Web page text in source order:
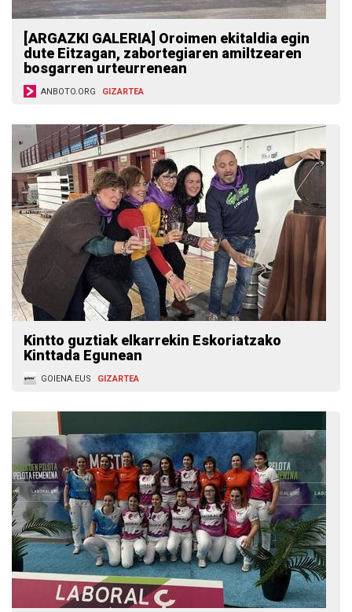
[ARGAZKI GALERIA] Oroimen ekitaldia egin
dute Eitzagan, zabortegiaren amiltzearen
bosgarren urteurrenean
ANBOTO.ORG GIZARTEA
Kintto guztiak elkarrekin Eskoriatzako
Kinttada Egunean
GOIENA.EUS GIZARTEA